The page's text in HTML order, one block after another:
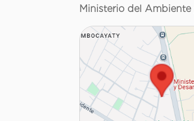
Ministerio del